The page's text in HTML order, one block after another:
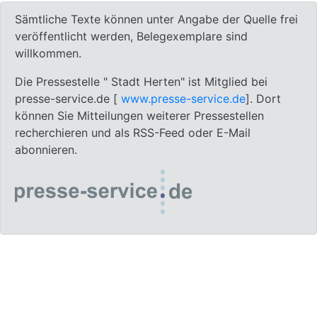
Sämtliche Texte können unter Angabe der Quelle frei
veröffentlicht werden, Belegexemplare sind
willkommen.
Die Pressestelle " Stadt Herten" ist Mitglied bei
presse-service.de [ www.presse-service.de]. Dort
können Sie Mitteilungen weiterer Pressestellen
recherchieren und als RSS-Feed oder E-Mail
abonnieren.